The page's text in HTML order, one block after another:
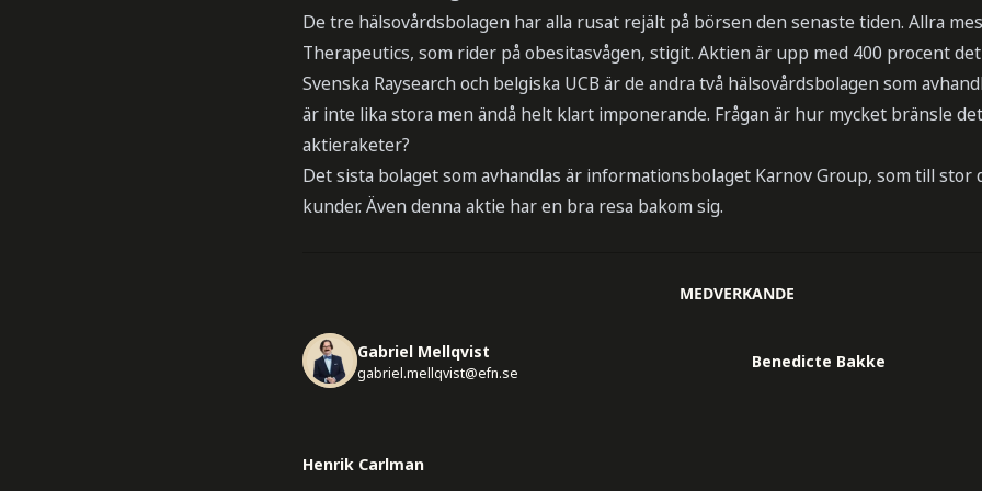
De tre hälsovårdsbolagen har alla rusat rejält på börsen den senaste tiden. Allra
Therapeutics, som rider på obesitasvågen, stigit. Aktien är upp med 400 procent
Svenska Raysearch och belgiska UCB är de andra två hälsovårdsbolagen som
är inte lika stora men ändå helt klart imponerande. Frågan är hur mycket bränsle
aktieraketer?
Det sista bolaget som avhandlas är informationsbolaget Karnov Group, som till
kunder. Även denna aktie har en bra resa bakom sig.
MEDVERKANDE
Gabriel Mellqvist
gabriel.mellqvist@efn.se
Benedicte Bakke
Henrik Carlman